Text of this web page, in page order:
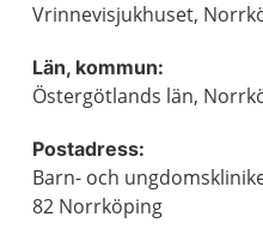
Vrinnevisjukhuset,
Län, kommun:
Östergötlands län,
Postadress:
Barn- och
82 Norrköping